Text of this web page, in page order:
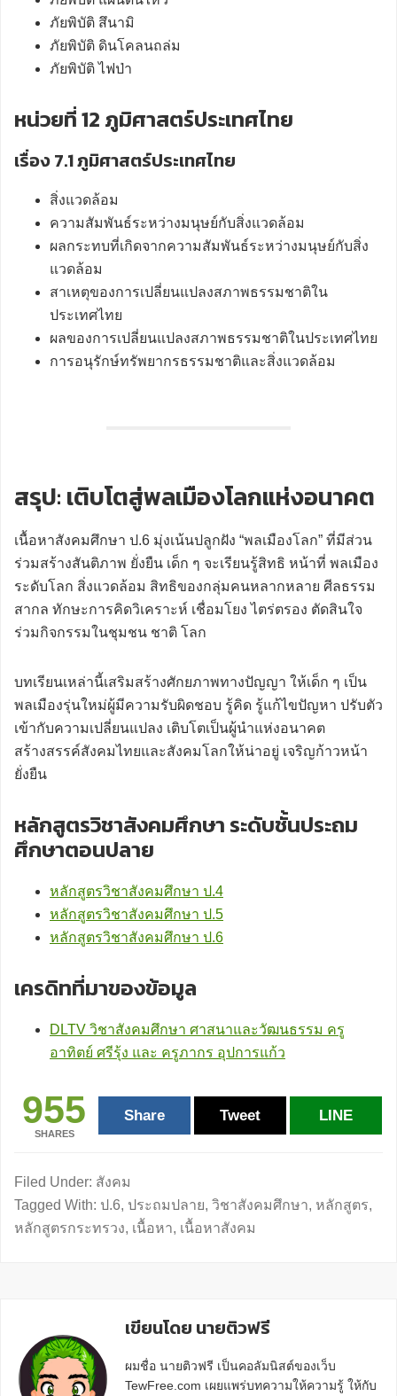
ภัยพิบัติ สึนามิ
ภัยพิบัติ ดินโคลนถล่ม
ภัยพิบัติ ไฟป่า
หน่วยที่ 12 ภูมิศาสตร์ประเทศไทย
เรื่อง 7.1 ภูมิศาสตร์ประเทศไทย
สิ่งแวดล้อม
ความสัมพันธ์ระหว่างมนุษย์กับสิ่งแวดล้อม
ผลกระทบที่เกิดจากความสัมพันธ์ระหว่างมนุษย์กับสิ่ง
แวดล้อม
สาเหตุของการเปลี่ยนแปลงสภาพธรรมชาติใน
ประเทศไทย
ผลของการเปลี่ยนแปลงสภาพธรรมชาติในประเทศไทย
การอนุรักษ์ทรัพยากรธรรมชาติและสิ่งแวดล้อม
สรุป: เติบโตสู่พลเมืองโลกแห่งอนาคต
เนื้อหาสังคมศึกษา ป.6 มุ่งเน้นปลูกฝัง “พลเมืองโลก” ที่มีส่วน
ร่วมสร้างสันติภาพ ยั่งยืน เด็ก ๆ จะเรียนรู้สิทธิ หน้าที่ พลเมือง
ระดับโลก สิ่งแวดล้อม สิทธิของกลุ่มคนหลากหลาย ศีลธรรม
สากล ทักษะการคิดวิเคราะห์ เชื่อมโยง ไตร่ตรอง ตัดสินใจ
ร่วมกิจกรรมในชุมชน ชาติ โลก
บทเรียนเหล่านี้เสริมสร้างศักยภาพทางปัญญา ให้เด็ก ๆ เป็น
พลเมืองรุ่นใหม่ผู้มีความรับผิดชอบ รู้คิด รู้แก้ไขปัญหา ปรับตัว
เข้ากับความเปลี่ยนแปลง เติบโตเป็นผู้นำแห่งอนาคต
สร้างสรรค์สังคมไทยและสังคมโลกให้น่าอยู่ เจริญก้าวหน้า
ยั่งยืน
หลักสูตรวิชาสังคมศึกษา ระดับชั้นประถม
ศึกษาตอนปลาย
หลักสูตรวิชาสังคมศึกษา ป.4
หลักสูตรวิชาสังคมศึกษา ป.5
หลักสูตรวิชาสังคมศึกษา ป.6
เครดิทที่มาของข้อมูล
DLTV วิชาสังคมศึกษา ศาสนาและวัฒนธรรม ครู
อาทิตย์ ศรีรุ้ง และ ครูภากร อุปการแก้ว
955
SHARES
Share Tweet LINE
Filed Under: สังคม
Tagged With: ป.6, ประถมปลาย, วิชาสังคมศึกษา, หลักสูตร,
หลักสูตรกระทรวง, เนื้อหา, เนื้อหาสังคม
เขียนโดย นายติวฟรี
ผมชื่อ นายติวฟรี เป็นคอลัมนิสต์ของเว็บ
TewFree.com เผยแพร่บทความให้ความรู้ ให้กับ